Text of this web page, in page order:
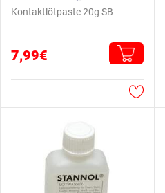
Kontaktlötpaste 20g SB
7,99€